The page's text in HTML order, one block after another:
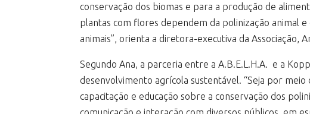
conservação dos biomas e para a produção de
plantas com flores dependem da polinização animal
animais”, orienta a diretora-executiva da Associação,
Segundo Ana, a parceria entre a A.B.E.L.H.A. e a
desenvolvimento agrícola sustentável. “Seja por
capacitação e educação sobre a conservação dos